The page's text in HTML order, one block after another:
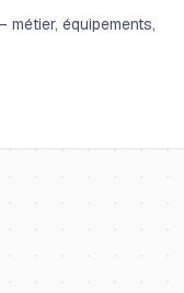
métier, équipements,